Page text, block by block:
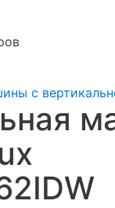
с